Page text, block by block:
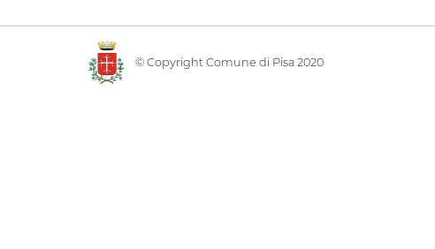
© Copyright Comune di Pisa 2020